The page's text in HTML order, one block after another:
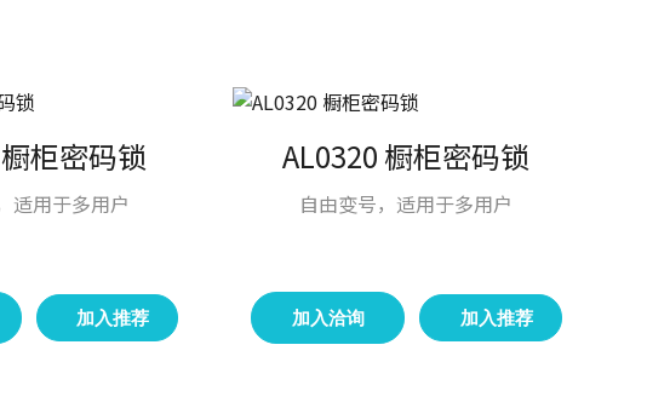
柜密码锁
适用于多用户
加入推荐
AL0320 橱柜密码锁
自由变号，适用于多用户
加入洽询 加入推荐